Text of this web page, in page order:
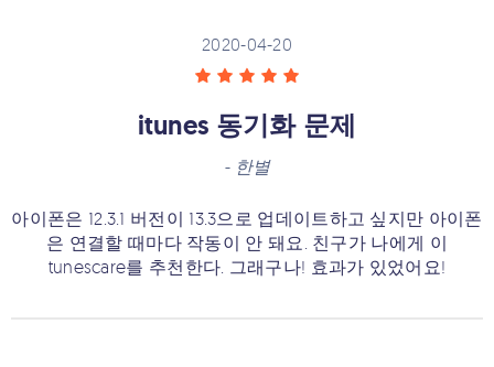
2020-04-20
itunes 동기화 문제
- 한별
아이폰은 12.3.1 버전이 13.3으로 업데이트하고 싶지만 아이폰
은 연결할 때마다 작동이 안 돼요. 친구가 나에게 이
tunescare를 추천한다. 그래구나! 효과가 있었어요!